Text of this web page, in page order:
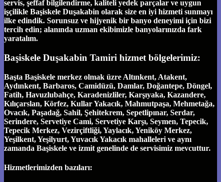
servis, şeffaf bilgilendirme, kaliteli yedek parçalar ve uygun
işçilikle Başiskele Duşakabin olarak size en iyi hizmeti sunmayı
ilke edindik. Sorunsuz ve hijyenik bir banyo deneyimi için bizi
tercih edin; alanında uzman ekibimizle banyolarınızda fark
yaratalım.
Başiskele Duşakabin Tamiri hizmet bölgelerimiz:
Başta Başiskele merkez olmak üzre Altınkent, Atakent,
Aydınkent, Barbaros, Camidüzü, Damlar, Doğantepe, Döngel,
Fatih, Havuzlubahçe, Karadenizliler, Karşıyaka, Kazandere,
Kılıçarslan, Körfez, Kullar Yakacık, Mahmutpaşa, Mehmetağa,
Ovacık, Paşadağ, Sahil, Şehitekrem, Sepetlipınar, Serdar,
Serindere, Servetiye Cami, Servetiye Karşı, Seymen, Tepecik,
Tepecik Merkez, Vezirçiftliği, Yaylacık, Yeniköy Merkez,
Yeşilkent, Yeşilyurt, Yuvacık Yakacık mahalleleri ve aynı
zamanda Başiskele ve izmit genelinde de servisimiz mevcuttur.
Hizmetlerimizden bazıları: